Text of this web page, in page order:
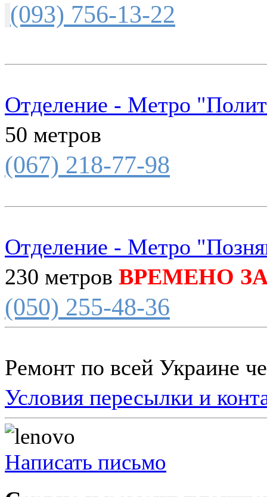
(093) 756-13-22
Отделение - Метро
50 метров
(067) 218-77-98
Отделение - Метро
230 метров ВРЕМЕНО
(050) 255-48-36
Ремонт по всей Украине
Условия пересылки и
Написать письмо